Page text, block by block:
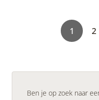
1 2
Ben je op zoek naar